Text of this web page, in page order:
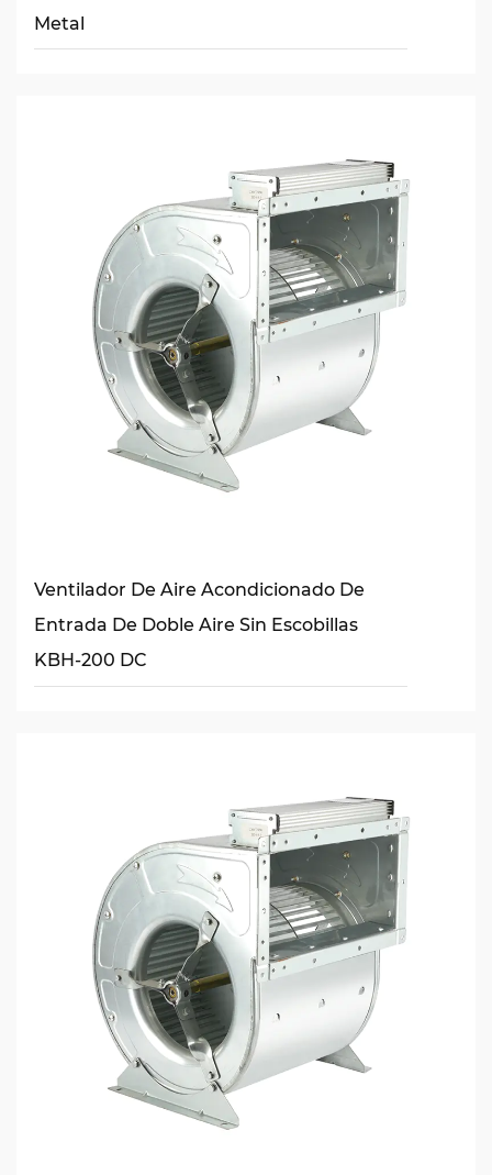
Metal
Ventilador De Aire Acondicionado De
Entrada De Doble Aire Sin Escobillas
KBH-200 DC